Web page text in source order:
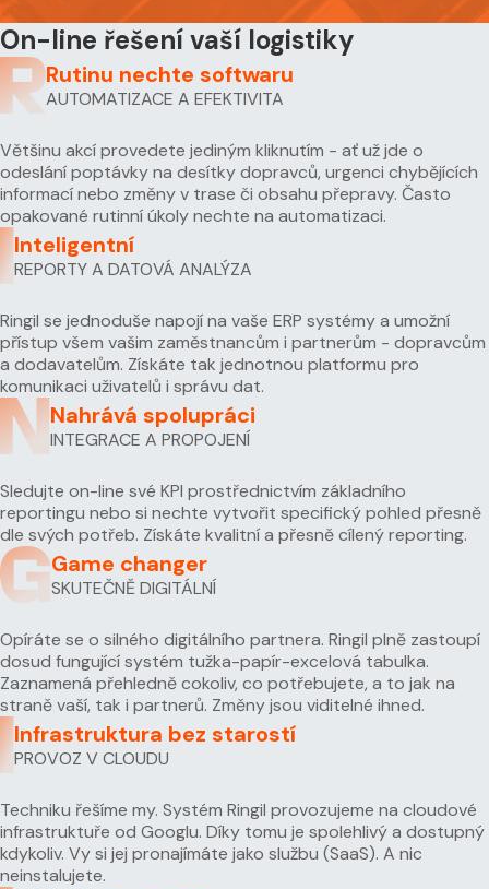
On-line řešení vaší logistiky
Rutinu nechte softwaru
AUTOMATIZACE A EFEKTIVITA
Většinu akcí provedete jediným kliknutím - ať už jde o
odeslání poptávky na desítky dopravců, urgenci chybějících
informací nebo změny v trase či obsahu přepravy. Často
opakované rutinní úkoly nechte na automatizaci.
Inteligentní
REPORTY A DATOVÁ ANALÝZA
Ringil se jednoduše napojí na vaše ERP systémy a umožní
přístup všem vašim zaměstnancům i partnerům - dopravcům
a dodavatelům. Získáte tak jednotnou platformu pro
komunikaci uživatelů i správu dat.
Nahrává spolupráci
INTEGRACE A PROPOJENÍ
Sledujte on-line své KPI prostřednictvím základního
reportingu nebo si nechte vytvořit specifický pohled přesně
dle svých potřeb. Získáte kvalitní a přesně cílený reporting.
Game changer
SKUTEČNĚ DIGITÁLNÍ
Opíráte se o silného digitálního partnera. Ringil plně zastoupí
dosud fungující systém tužka-papír-excelová tabulka.
Zaznamená přehledně cokoliv, co potřebujete, a to jak na
straně vaší, tak i partnerů. Změny jsou viditelné ihned.
Infrastruktura bez starostí
PROVOZ V CLOUDU
Techniku řešíme my. Systém Ringil provozujeme na cloudové
infrastruktuře od Googlu. Díky tomu je spolehlivý a dostupný
kdykoliv. Vy si jej pronajímáte jako službu (SaaS). A nic
neinstalujete.